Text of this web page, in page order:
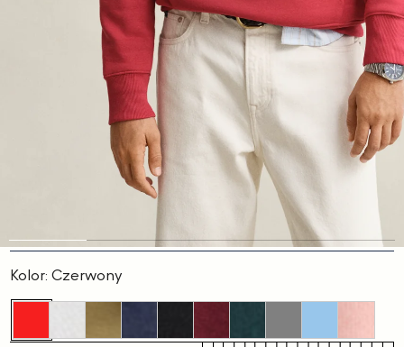
Slajd
Slajd
Slajd
Slajd
Kolor:Czerwony